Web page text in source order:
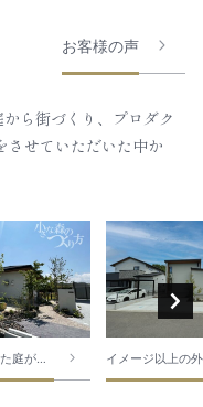
お客様の声
た感動 りました